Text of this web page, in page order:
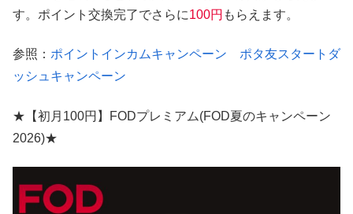
す。ポイント交換完了でさらに100円 もらえます。
参照： ポイントインカムキャンペーン ポタ友スタートダ
ッシュキャンペーン
★【初月100円】FODプレミアム(FOD夏のキャンペーン
2026)★